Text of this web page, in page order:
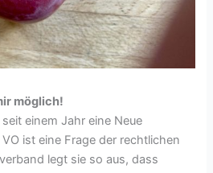
möglich!
einem Jahr eine Neue
ist eine Frage der rechtlichen
legt sie so aus, dass